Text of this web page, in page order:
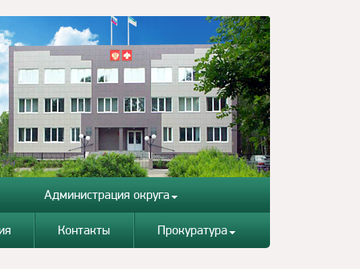
Администрация округа
Контакты Прокуратура